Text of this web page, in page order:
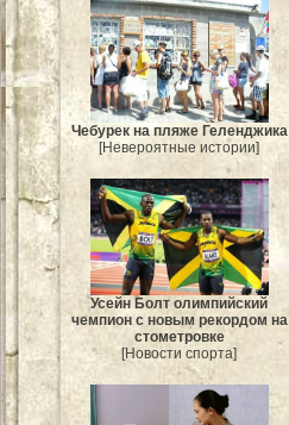
Чебурек на пляже Геленджика
[Невероятные истории]
Усейн Болт олимпийский
чемпион с новым рекордом на
стометровке
[Новости спорта]